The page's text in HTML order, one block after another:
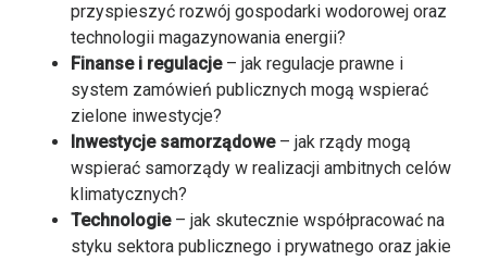
przyspieszyć rozwój gospodarki wodorowej oraz
technologii magazynowania energii?
Finanse i regulacje– jak regulacje prawne i
system zamówień publicznych mogą wspierać
zielone inwestycje?
Inwestycje samorządowe– jak rządy mogą
wspierać samorządy w realizacji ambitnych celów
klimatycznych?
Technologie– jak skutecznie współpracować na
styku sektora publicznego i prywatnego oraz jakie